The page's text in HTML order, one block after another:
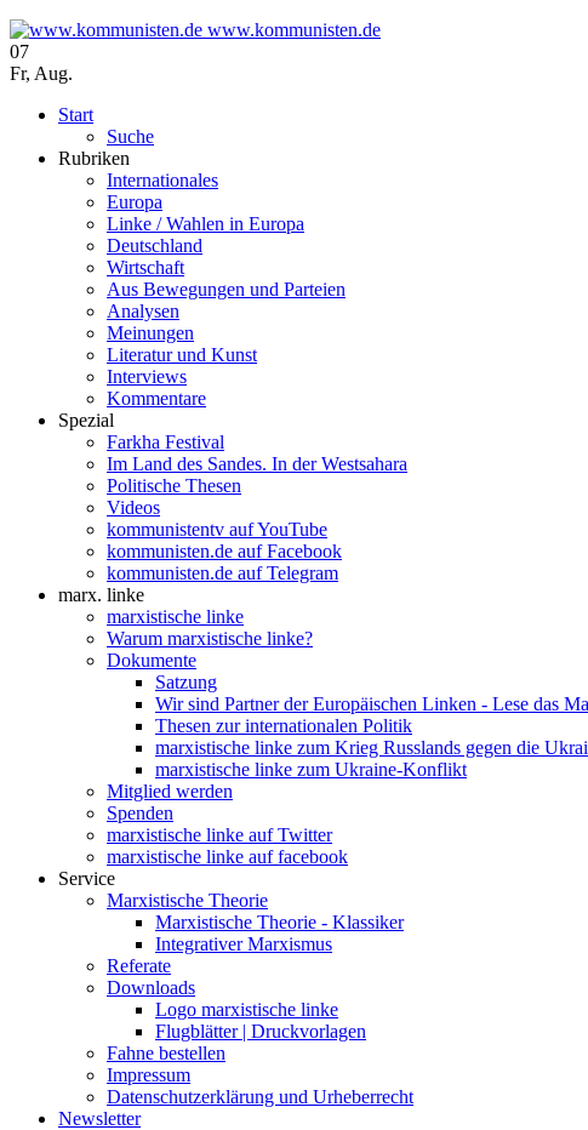
www.kommunisten.de
07
Fr, Aug.
Start
Suche
Rubriken
Internationales
Europa
Linke / Wahlen in Europa
Deutschland
Wirtschaft
Aus Bewegungen und Parteien
Analysen
Meinungen
Literatur und Kunst
Interviews
Kommentare
Spezial
Farkha Festival
Im Land des Sandes. In der Westsahara
Politische Thesen
Videos
kommunistentv auf YouTube
kommunisten.de auf Facebook
kommunisten.de auf Telegram
marx. linke
marxistische linke
Warum marxistische linke?
Dokumente
Satzung
Wir sind Partner der Europäischen Linken - Lese das
Thesen zur internationalen Politik
marxistische linke zum Krieg Russlands gegen die
marxistische linke zum Ukraine-Konflikt
Mitglied werden
Spenden
marxistische linke auf Twitter
marxistische linke auf facebook
Service
Marxistische Theorie
Marxistische Theorie - Klassiker
Integrativer Marxismus
Referate
Downloads
Logo marxistische linke
Flugblätter | Druckvorlagen
Fahne bestellen
Impressum
Datenschutzerklärung und Urheberrecht
Newsletter